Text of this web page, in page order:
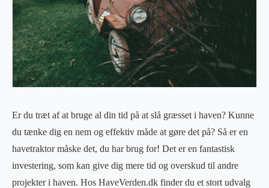
Er du træt af at bruge al din tid på at slå græsset i haven? Kunne
du tænke dig en nem og effektiv måde at gøre det på? Så er en
havetraktor måske det, du har brug for! Det er en fantastisk
investering, som kan give dig mere tid og overskud til andre
projekter i haven. Hos HaveVerden.dk finder du et stort udvalg